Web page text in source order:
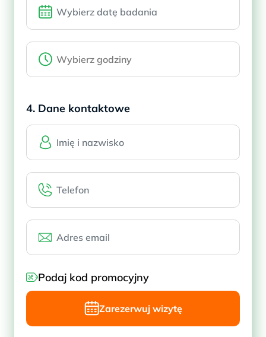
4. Dane kontaktowe
Podaj kod promocyjny
Zarezerwuj wizytę